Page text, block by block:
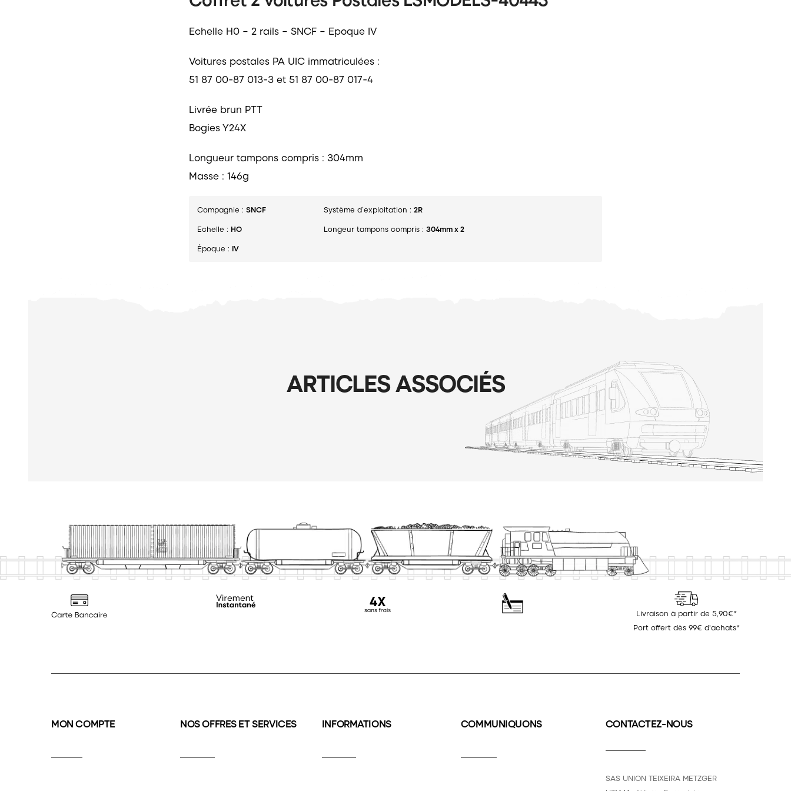
Echelle H0 – 2 rails – SNCF – Epoque IV
Voitures postales PA UIC immatriculées :
51 87 00-87 013-3 et 51 87 00-87 017-4
Livrée brun PTT
Bogies Y24X
Longueur tampons compris : 304mm
Masse : 146g
Compagnie :SNCF
Echelle : HO
Époque : IV
Système d’exploitation :2R
Longeur tampons compris :304mm x 2
ARTICLES ASSOCIÉS
Livraison à partir de 5,90€*
Port offert dès 99€ d'achats*
MON COMPTE NOS OFFRES ET SERVICES INFORMATIONS COMMUNIQUONS CONTACTEZ-NOUS
SAS UNION TEIXEIRA METZGER